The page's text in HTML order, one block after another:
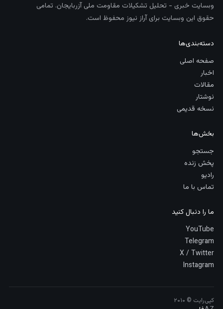
وبسایت خبری - تحلیل تشکیلات مقاومت ملی آزربایجان. تمامی
حقوق این وبسایت برای آراز نیوز محفوظ است.
دسته‌بندی‌ها
صفحه اصلی
اخبار
مقالات
نوشتار
نسخه قدیمی
بخش‌ها
جستجو
پخش زنده
رادیو
تماس با ما
ما را دنبال کنید
YouTube
Telegram
X / Twitter
Instagram
کپی‌رایت © ۲۰۱۰